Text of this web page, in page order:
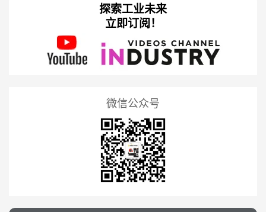
探索工业未来
立即订阅！
微信公众号